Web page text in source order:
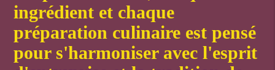
ingrédient et chaque
préparation culinaire est pensé
pour s'harmoniser avec l'esprit